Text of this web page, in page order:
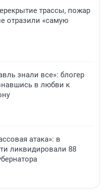
трассы, пожар
отразили «самую
знали все»: блогер
в любви к
атака»: в
ликвидировали 88